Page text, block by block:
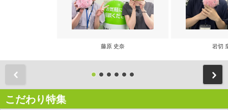
藤原 史奈 岩切
こだわり特集